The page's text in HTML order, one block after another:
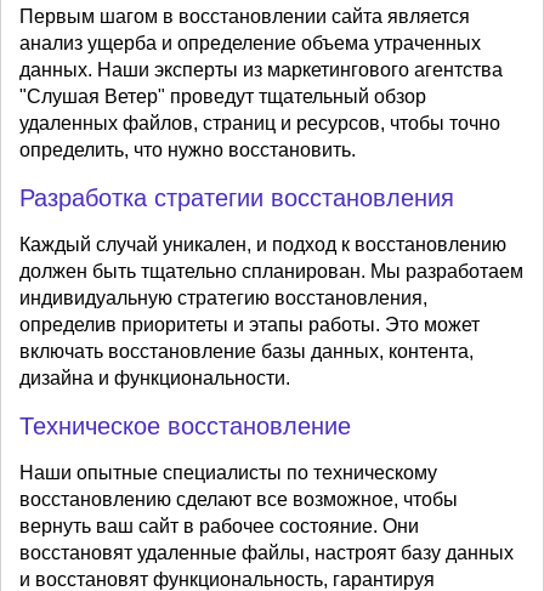
Первым шагом в восстановлении сайта является
анализ ущерба и определение объема утраченных
данных. Наши эксперты из маркетингового агентства
"Слушая Ветер" проведут тщательный обзор
удаленных файлов, страниц и ресурсов, чтобы точно
определить, что нужно восстановить.
Разработка стратегии восстановления
Каждый случай уникален, и подход к восстановлению
должен быть тщательно спланирован. Мы разработаем
индивидуальную стратегию восстановления,
определив приоритеты и этапы работы. Это может
включать восстановление базы данных, контента,
дизайна и функциональности.
Техническое восстановление
Наши опытные специалисты по техническому
восстановлению сделают все возможное, чтобы
вернуть ваш сайт в рабочее состояние. Они
восстановят удаленные файлы, настроят базу данных
и восстановят функциональность, гарантируя